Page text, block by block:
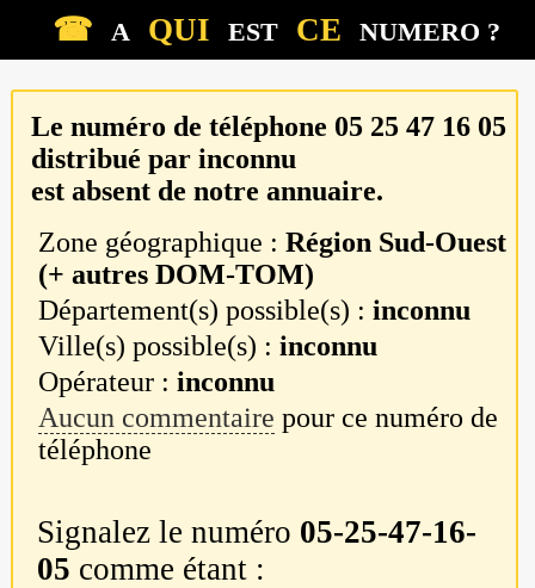
☎ A QUI EST CE NUMERO ?
Le numéro de téléphone 05 25 47 16 05
distribué par inconnu
est absent de notre annuaire.
Zone géographique :Région Sud-Ouest
(+ autres DOM-TOM)
Département(s) possible(s) :inconnu
Ville(s) possible(s) :inconnu
Opérateur :inconnu
Aucun commentaire pour ce numéro de
téléphone
Signalez le numéro 05-25-47-16-
05 comme étant :